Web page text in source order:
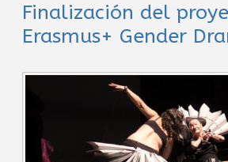
ACTIVITIES
MEDIA
Finalización del
Erasmus+ Gender